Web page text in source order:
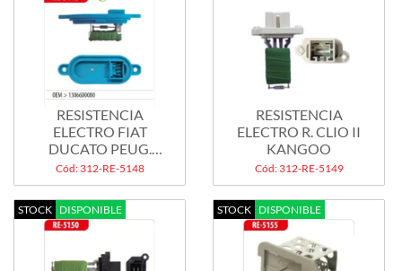
RESISTENCIA
ELECTRO FIAT
DUCATO PEUG.
BOXER 1.9...
Cód: 312-RE-5148
RESISTENCIA
ELECTRO R. CLIO II
KANGOO
Cód: 312-RE-5149
STOCK DISPONIBLE STOCK DISPONIBLE